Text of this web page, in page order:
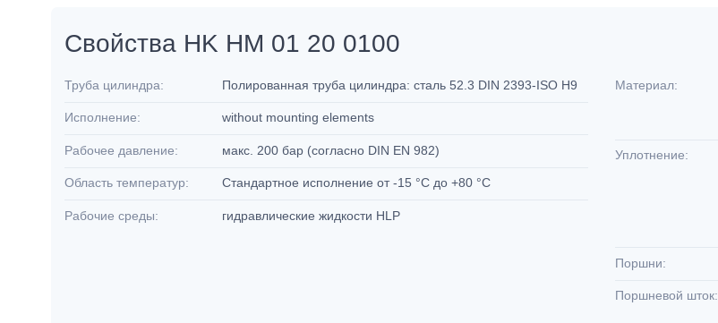
Свойства HK HM 01 20 0100
Труба цилиндра: Полированная труба цилиндра: сталь 52.3 DIN 2393-ISO H9
Исполнение: without mounting elements
Рабочее давление: макс. 200 бар (согласно DIN EN 982)
Область температур: Стандартное исполнение от -15 °C до +80 °C
Рабочие среды: гидравлические жидкости HLP
Материал:
Уплотнение:
Поршни:
Поршневой шток: